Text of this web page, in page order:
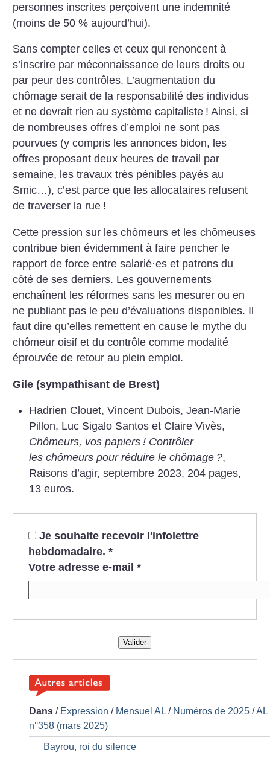
personnes inscrites perçoivent une indemnité
(moins de 50 % aujourd’hui).
Sans compter celles et ceux qui renoncent à
s’inscrire par méconnaissance de leurs droits ou
par peur des contrôles. L’augmentation du
chômage serait de la responsabilité des individus
et ne devrait rien au système capitaliste ! Ainsi, si
de nombreuses offres d’emploi ne sont pas
pourvues (y compris les annonces bidon, les
offres proposant deux heures de travail par
semaine, les travaux très pénibles payés au
Smic…), c’est parce que les allocataires refusent
de traverser la rue !
Cette pression sur les chômeurs et les chômeuses
contribue bien évidemment à faire pencher le
rapport de force entre salarié·es et patrons du
côté de ses derniers. Les gouvernements
enchaînent les réformes sans les mesurer ou en
ne publiant pas le peu d’évaluations disponibles. Il
faut dire qu’elles remettent en cause le mythe du
chômeur oisif et du contrôle comme modalité
éprouvée de retour au plein emploi.
Gile (sympathisant de Brest)
Hadrien Clouet, Vincent Dubois, Jean-Marie
Pillon, Luc Sigalo Santos et Claire Vivès,
Chômeurs, vos papiers ! Contrôler
les chômeurs pour réduire le chômage ?,
Raisons d’agir, septembre 2023, 204 pages,
13 euros.
Je souhaite recevoir l'infolettre
hebdomadaire. *
Votre adresse e-mail *
Valider
Dans / Expression / Mensuel AL / Numéros de 2025 /AL
n°358 (mars 2025)
Bayrou, roi du silence